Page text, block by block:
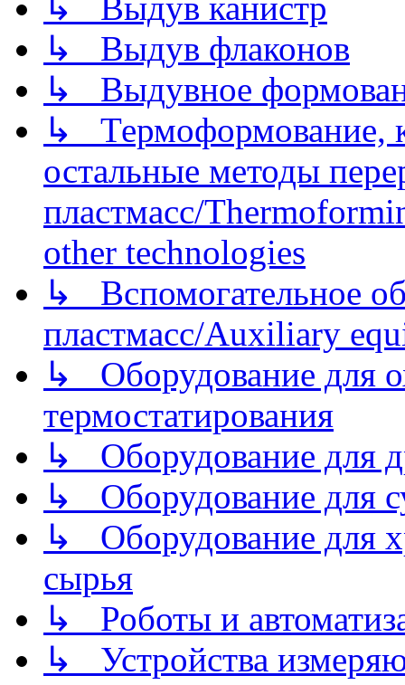
↳ Выдув канистр
↳ Выдув флаконов
↳ Выдувное
↳ Термоформование,
остальные методы
пластмасс/
other technologies
↳ Вспомогательное
пластмасс/Auxiliary
↳ Оборудование для
термостатирования
↳ Оборудование для
↳ Оборудование для
↳ Оборудование для
сырья
↳ Роботы и
↳ Устройства